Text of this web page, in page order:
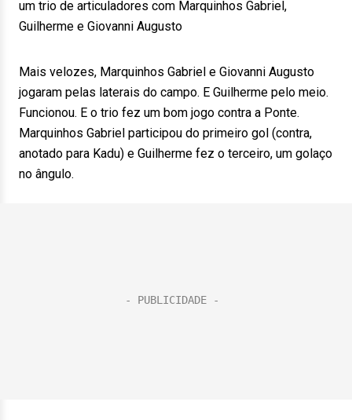
um trio de articuladores com Marquinhos Gabriel,
Guilherme e Giovanni Augusto
Mais velozes, Marquinhos Gabriel e Giovanni Augusto
jogaram pelas laterais do campo. E Guilherme pelo meio.
Funcionou. E o trio fez um bom jogo contra a Ponte.
Marquinhos Gabriel participou do primeiro gol (contra,
anotado para Kadu) e Guilherme fez o terceiro, um golaço
no ângulo.